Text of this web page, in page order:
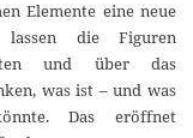
Elemente eine neue
lassen die Figuren
und über das
was ist – und was
Das eröffnet